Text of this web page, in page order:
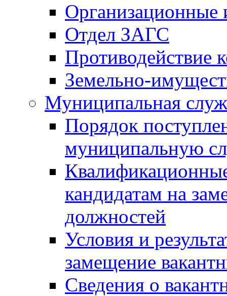
Отдел ЗАГС
Противодействие
Земельно-
Муниципальная
Порядок
муниципальную
кандидатам на
должностей
Условия и
замещение
Сведения о